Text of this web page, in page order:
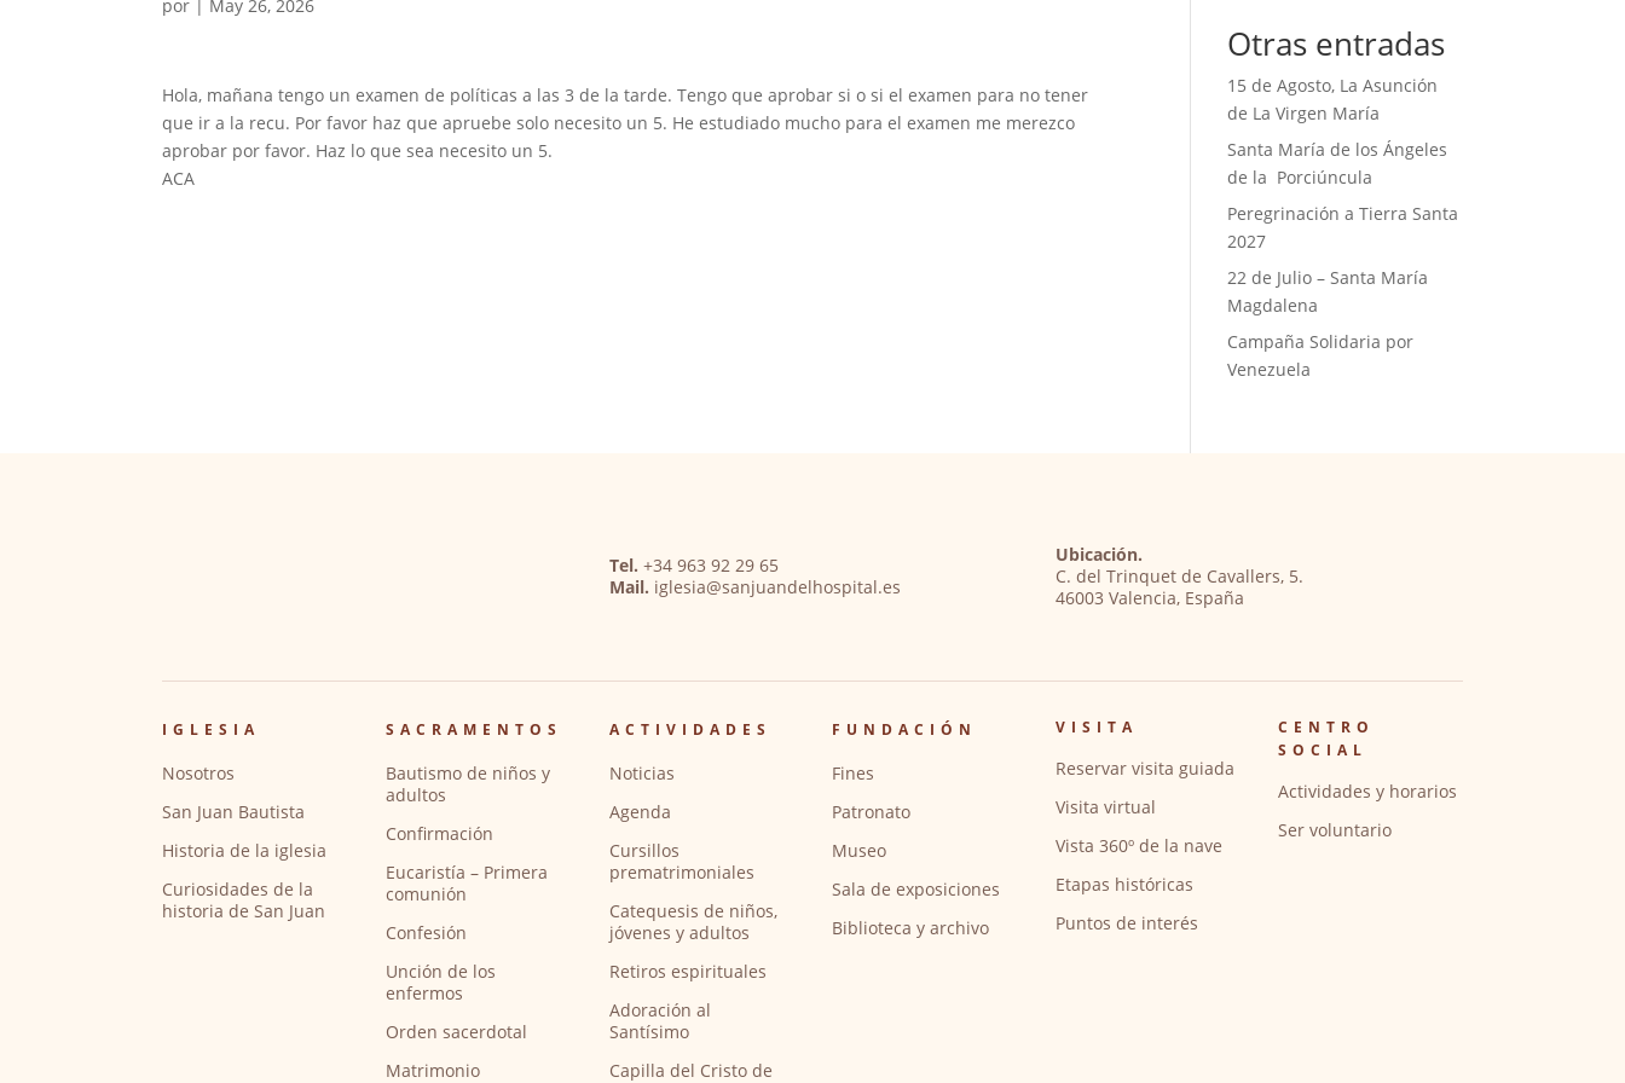
por | May 26, 2026
Hola, mañana tengo un examen de políticas a las 3 de la tarde. Tengo que aprobar si o si el examen para no tener
que ir a la recu. Por favor haz que apruebe solo necesito un 5. He estudiado mucho para el examen me merezco
aprobar por favor. Haz lo que sea necesito un 5.
ACA
Otras entradas
15 de Agosto, La Asunción
de La Virgen María
Santa María de los Ángeles
de la Porciúncula
Peregrinación a Tierra Santa
2027
22 de Julio – Santa María
Magdalena
Campaña Solidaria por
Venezuela
Tel. +34 963 92 29 65
Mail. iglesia@sanjuandelhospital.es
Ubicación.
C. del Trinquet de Cavallers, 5.
46003 Valencia, España
IGLESIA
Nosotros
San Juan Bautista
Historia de la iglesia
Curiosidades de la
historia de San Juan
SACRAMENTOS
Bautismo de niños y
adultos
Confirmación
Eucaristía – Primera
comunión
Confesión
Unción de los
enfermos
Orden sacerdotal
Matrimonio
ACTIVIDADES
Noticias
Agenda
Cursillos
prematrimoniales
Catequesis de niños,
jóvenes y adultos
Retiros espirituales
Adoración al
Santísimo
Capilla del Cristo de
FUNDACIÓN
Fines
Patronato
Museo
Sala de exposiciones
Biblioteca y archivo
VISITA
Reservar visita guiada
Visita virtual
Vista 360º de la nave
Etapas históricas
Puntos de interés
CENTRO
SOCIAL
Actividades y horarios
Ser voluntario